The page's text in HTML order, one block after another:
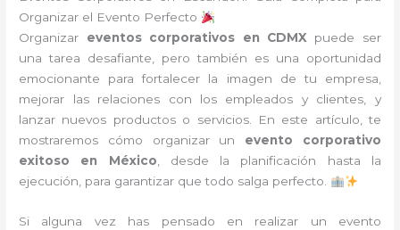
Organizar el Evento Perfecto
Organizar eventos corporativos en CDMXpuede ser
una tarea desafiante, pero también es una oportunidad
emocionante para fortalecer la imagen de tu empresa,
mejorar las relaciones con los empleados y clientes, y
lanzar nuevos productos o servicios. En este artículo, te
mostraremos cómo organizar un evento corporativo
exitoso en México, desde la planificación hasta la
ejecución, para garantizar que todo salga perfecto.
Si alguna vez has pensado en realizar un evento